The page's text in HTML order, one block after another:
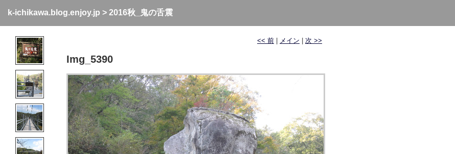
k-ichikawa.blog.enjoy.jp > 2016秋_鬼の舌震
<< 前 メイン 次 >>
Img_5390